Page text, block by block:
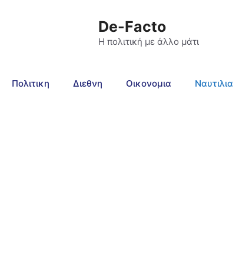
De-Facto
Η πολιτική με άλλο μάτι
Πολιτικη Διεθνη Οικονομια Ναυτιλια